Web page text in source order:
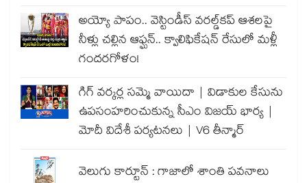
అయ్యో పాపం.. వెస్టిండీస్ వరల్డ్‌కప్ ఆశలపై
నీళ్లు చల్లిన ఆఫ్ఘన్.. క్వాలిఫికేషన్ రేసులో మళ్లీ
గందరగోళం!
గిగ్ వర్కర్ల సమ్మె వాయిదా | విడాకుల కేసును
ఉపసంహరించుకున్న సీఎం విజయ్ భార్య |
మోదీ విదేశీ పర్యటనలు | V6 తీన్మార్
వెలుగు కార్టూన్ : గాజాలో శాంతి పవనాలు